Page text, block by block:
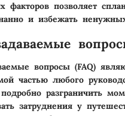
факторов позволяет
и избежать
вопросы (FAQ)
частью любого
разграничить
затруднения у